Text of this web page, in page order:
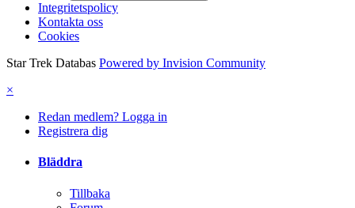
Integritetspolicy
Kontakta oss
Cookies
Star Trek Databas Powered by Invision Community
×
Redan medlem? Logga in
Registrera dig
Bläddra
Tillbaka